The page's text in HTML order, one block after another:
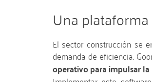
Una
El sector construcción se
demanda de eficiencia.
operativo para impulsar